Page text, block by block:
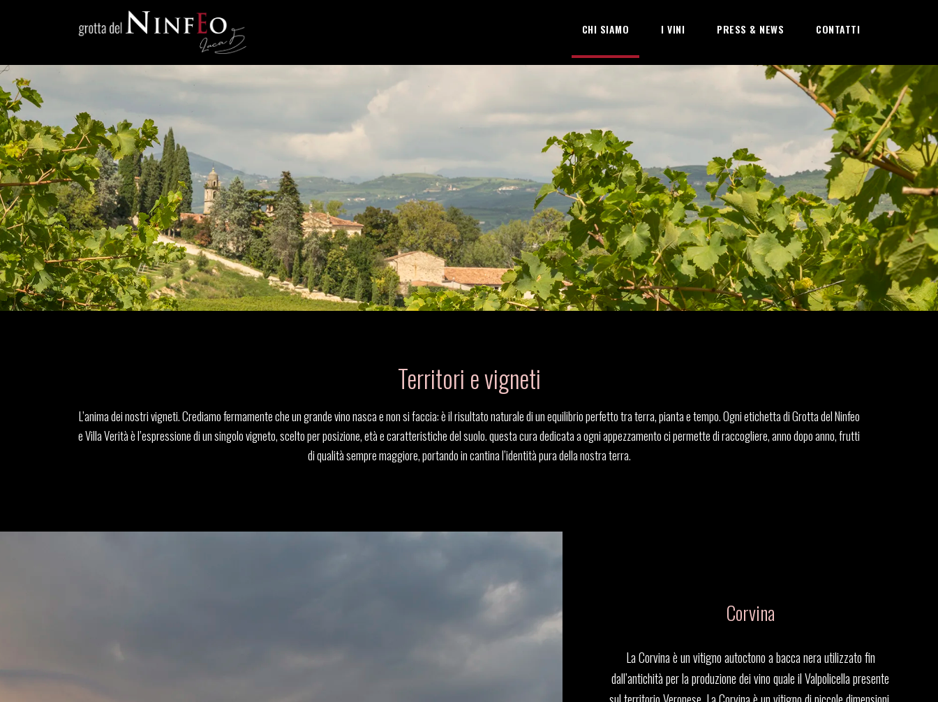
CHI SIAMO I VINI PRESS & NEWS CONTATTI
Territori e vigneti
L’anima dei nostri vigneti. Crediamo fermamente che un grande vino nasca e non si faccia: è il risultato naturale di un equilibrio perfetto tra terra, pianta e tempo. Ogni etichetta di Grotta del Ninfeo
e Villa Verità è l’espressione di un singolo vigneto, scelto per posizione, età e caratteristiche del suolo. questa cura dedicata a ogni appezzamento ci permette di raccogliere, anno dopo anno, frutti
di qualità sempre maggiore, portando in cantina l’identità pura della nostra terra.
Corvina
La Corvina è un vitigno autoctono a bacca nera utilizzato fin
dall’antichità per la produzione dei vino quale il Valpolicella presente